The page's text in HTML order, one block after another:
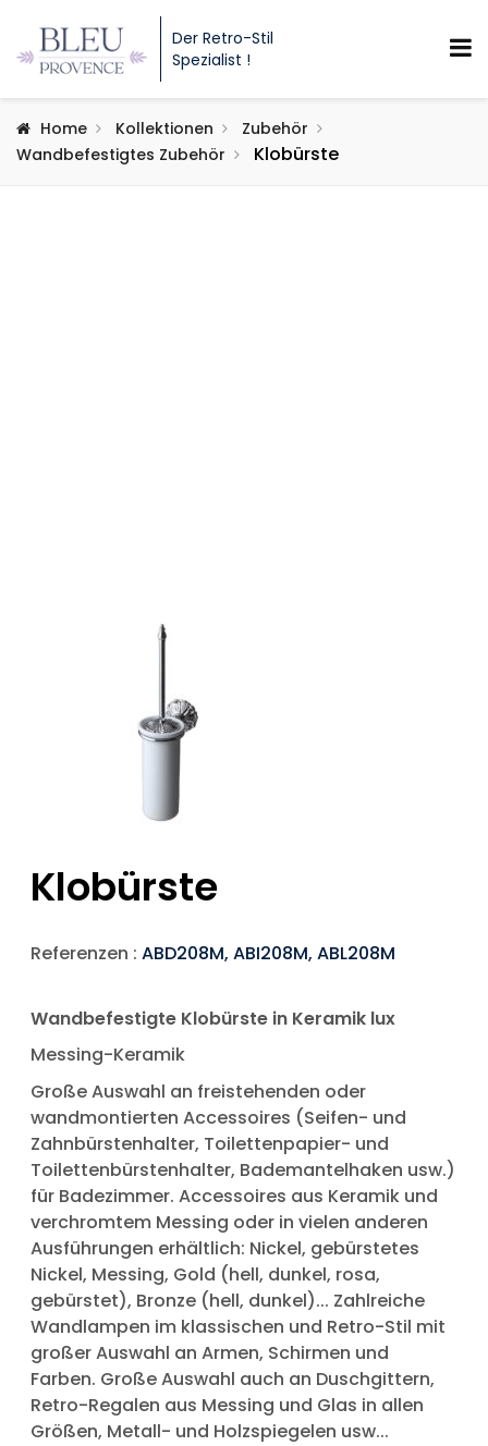
Der Retro-Stil
Spezialist !
Home Kollektionen
Zubehör
Wandbefestigtes Zubehör
Klobürste
Klobürste
Referenzen : ABD208M, ABI208M, ABL208M
Wandbefestigte Klobürste in Keramik lux
Messing-Keramik
Große Auswahl an freistehenden oder
wandmontierten Accessoires (Seifen- und
Zahnbürstenhalter, Toilettenpapier- und
Toilettenbürstenhalter, Bademantelhaken usw.)
für Badezimmer. Accessoires aus Keramik und
verchromtem Messing oder in vielen anderen
Ausführungen erhältlich: Nickel, gebürstetes
Nickel, Messing, Gold (hell, dunkel, rosa,
gebürstet), Bronze (hell, dunkel)... Zahlreiche
Wandlampen im klassischen und Retro-Stil mit
großer Auswahl an Armen, Schirmen und
Farben. Große Auswahl auch an Duschgittern,
Retro-Regalen aus Messing und Glas in allen
Größen, Metall- und Holzspiegelen usw...